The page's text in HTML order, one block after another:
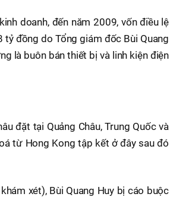
doanh, đến năm 2009, vốn điều lệ
đồng do Tổng giám đốc Bùi Quang
là buôn bán thiết bị và linh kiện điện
đặt tại Quảng Châu, Trung Quốc và
từ Hong Kong tập kết ở đây sau đó
xét), Bùi Quang Huy bị cáo buộc